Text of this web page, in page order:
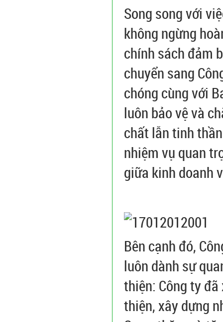
Song song với
không ngừng
chính sách đảm
chuyển sang
chóng cùng với
luôn bảo vệ và
chất lẫn tinh
nhiệm vụ quan
giữa kinh doanh
Bên cạnh đó,
luôn dành sự
thiện: Công ty
thiện, xây dựng